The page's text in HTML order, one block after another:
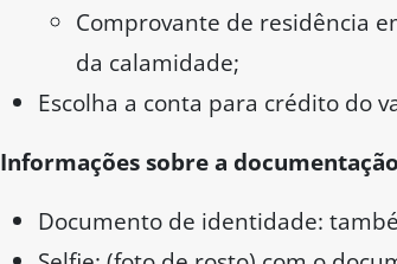
Comprovante de residência
da calamidade;
Escolha a conta para crédito do
Informações sobre a
Documento de identidade: